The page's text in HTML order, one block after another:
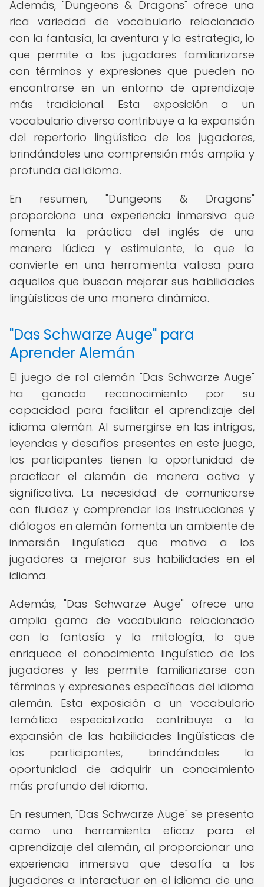
Además, "Dungeons & Dragons" ofrece una
rica variedad de vocabulario relacionado
con la fantasía, la aventura y la estrategia, lo
que permite a los jugadores familiarizarse
con términos y expresiones que pueden no
encontrarse en un entorno de aprendizaje
más tradicional. Esta exposición a un
vocabulario diverso contribuye a la expansión
del repertorio lingüístico de los jugadores,
brindándoles una comprensión más amplia y
profunda del idioma.
En resumen, "Dungeons & Dragons"
proporciona una experiencia inmersiva que
fomenta la práctica del inglés de una
manera lúdica y estimulante, lo que la
convierte en una herramienta valiosa para
aquellos que buscan mejorar sus habilidades
lingüísticas de una manera dinámica.
"Das Schwarze Auge" para
Aprender Alemán
El juego de rol alemán "Das Schwarze Auge"
ha ganado reconocimiento por su
capacidad para facilitar el aprendizaje del
idioma alemán. Al sumergirse en las intrigas,
leyendas y desafíos presentes en este juego,
los participantes tienen la oportunidad de
practicar el alemán de manera activa y
significativa. La necesidad de comunicarse
con fluidez y comprender las instrucciones y
diálogos en alemán fomenta un ambiente de
inmersión lingüística que motiva a los
jugadores a mejorar sus habilidades en el
idioma.
Además, "Das Schwarze Auge" ofrece una
amplia gama de vocabulario relacionado
con la fantasía y la mitología, lo que
enriquece el conocimiento lingüístico de los
jugadores y les permite familiarizarse con
términos y expresiones específicas del idioma
alemán. Esta exposición a un vocabulario
temático especializado contribuye a la
expansión de las habilidades lingüísticas de
los participantes, brindándoles la
oportunidad de adquirir un conocimiento
más profundo del idioma.
En resumen, "Das Schwarze Auge" se presenta
como una herramienta eficaz para el
aprendizaje del alemán, al proporcionar una
experiencia inmersiva que desafía a los
jugadores a interactuar en el idioma de una